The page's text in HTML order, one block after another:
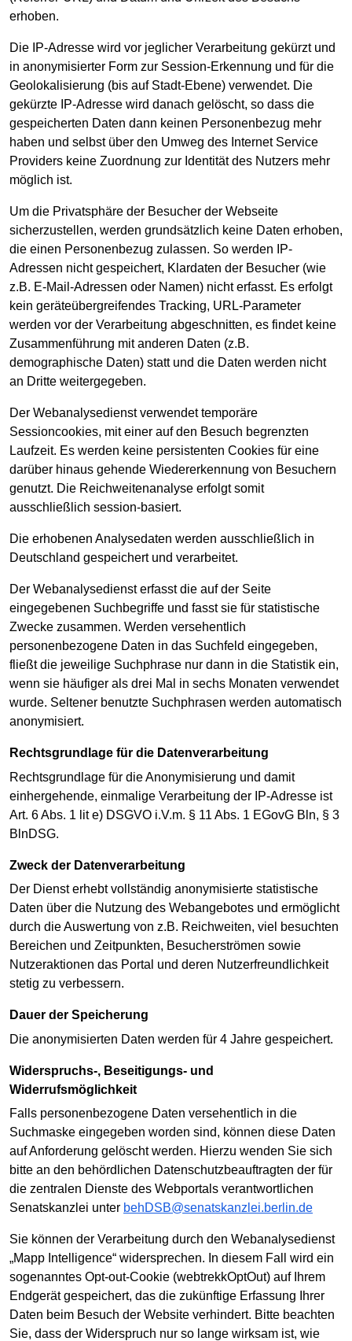
erhoben.
Die IP-Adresse wird vor jeglicher Verarbeitung gekürzt und
in anonymisierter Form zur Session-Erkennung und für die
Geolokalisierung (bis auf Stadt-Ebene) verwendet. Die
gekürzte IP-Adresse wird danach gelöscht, so dass die
gespeicherten Daten dann keinen Personenbezug mehr
haben und selbst über den Umweg des Internet Service
Providers keine Zuordnung zur Identität des Nutzers mehr
möglich ist.
Um die Privatsphäre der Besucher der Webseite
sicherzustellen, werden grundsätzlich keine Daten erhoben,
die einen Personenbezug zulassen. So werden IP-
Adressen nicht gespeichert, Klardaten der Besucher (wie
z.B. E-Mail-Adressen oder Namen) nicht erfasst. Es erfolgt
kein geräteübergreifendes Tracking, URL-Parameter
werden vor der Verarbeitung abgeschnitten, es findet keine
Zusammenführung mit anderen Daten (z.B.
demographische Daten) statt und die Daten werden nicht
an Dritte weitergegeben.
Der Webanalysedienst verwendet temporäre
Sessioncookies, mit einer auf den Besuch begrenzten
Laufzeit. Es werden keine persistenten Cookies für eine
darüber hinaus gehende Wiedererkennung von Besuchern
genutzt. Die Reichweitenanalyse erfolgt somit
ausschließlich session-basiert.
Die erhobenen Analysedaten werden ausschließlich in
Deutschland gespeichert und verarbeitet.
Der Webanalysedienst erfasst die auf der Seite
eingegebenen Suchbegriffe und fasst sie für statistische
Zwecke zusammen. Werden versehentlich
personenbezogene Daten in das Suchfeld eingegeben,
fließt die jeweilige Suchphrase nur dann in die Statistik ein,
wenn sie häufiger als drei Mal in sechs Monaten verwendet
wurde. Seltener benutzte Suchphrasen werden automatisch
anonymisiert.
Rechtsgrundlage für die Datenverarbeitung
Rechtsgrundlage für die Anonymisierung und damit
einhergehende, einmalige Verarbeitung der IP-Adresse ist
Art. 6 Abs. 1 lit e) DSGVO i.V.m. § 11 Abs. 1 EGovG Bln, § 3
BlnDSG.
Zweck der Datenverarbeitung
Der Dienst erhebt vollständig anonymisierte statistische
Daten über die Nutzung des Webangebotes und ermöglicht
durch die Auswertung von z.B. Reichweiten, viel besuchten
Bereichen und Zeitpunkten, Besucherströmen sowie
Nutzeraktionen das Portal und deren Nutzerfreundlichkeit
stetig zu verbessern.
Dauer der Speicherung
Die anonymisierten Daten werden für 4 Jahre gespeichert.
Widerspruchs-, Beseitigungs- und
Widerrufsmöglichkeit
Falls personenbezogene Daten versehentlich in die
Suchmaske eingegeben worden sind, können diese Daten
auf Anforderung gelöscht werden. Hierzu wenden Sie sich
bitte an den behördlichen Datenschutzbeauftragten der für
die zentralen Dienste des Webportals verantwortlichen
Senatskanzlei unter behDSB@senatskanzlei.berlin.de
Sie können der Verarbeitung durch den Webanalysedienst
„Mapp Intelligence“ widersprechen. In diesem Fall wird ein
sogenanntes Opt-out-Cookie (webtrekkOptOut) auf Ihrem
Endgerät gespeichert, das die zukünftige Erfassung Ihrer
Daten beim Besuch der Website verhindert. Bitte beachten
Sie, dass der Widerspruch nur so lange wirksam ist, wie